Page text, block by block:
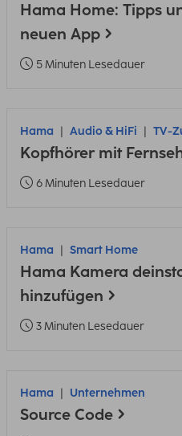
Hama Home: Tipps
neuen App
5 Minuten Lesedauer
Hama Audio & HiFi TV-
Kopfhörer mit
6 Minuten Lesedauer
Hama Smart Home
Hama Kamera
hinzufügen
3 Minuten Lesedauer
Hama Unternehmen
Source Code